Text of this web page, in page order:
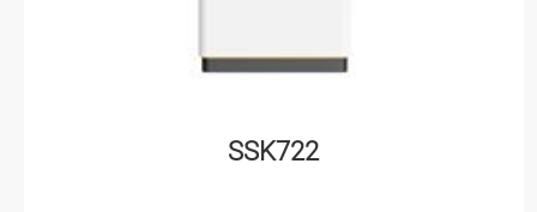
SSK722